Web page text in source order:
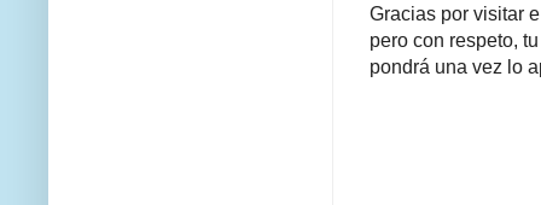
Gracias por visitar
pero con respeto,
pondrá una vez lo